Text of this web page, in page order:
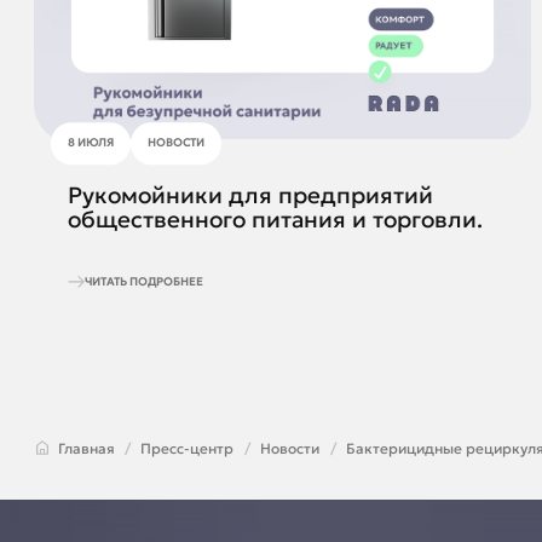
8 ИЮЛЯ НОВОСТИ
Рукомойники для предприятий
общественного питания и торговли.
ЧИТАТЬ ПОДРОБНЕЕ
Главная Пресс-центр Новости Бактерицидные